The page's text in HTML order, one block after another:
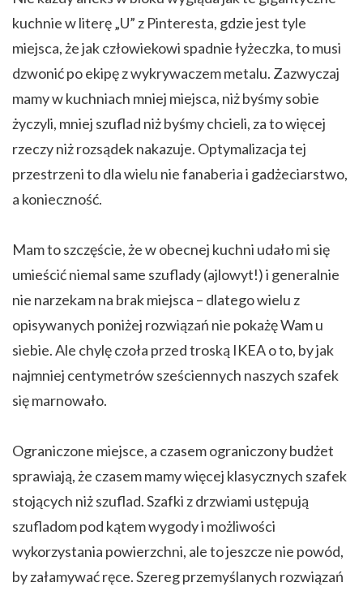
kuchnie w literę „U” z Pinteresta, gdzie jest tyle
miejsca, że jak człowiekowi spadnie łyżeczka, to musi
dzwonić po ekipę z wykrywaczem metalu. Zazwyczaj
mamy w kuchniach mniej miejsca, niż byśmy sobie
życzyli, mniej szuflad niż byśmy chcieli, za to więcej
rzeczy niż rozsądek nakazuje. Optymalizacja tej
przestrzeni to dla wielu nie fanaberia i gadżeciarstwo,
a konieczność.
Mam to szczęście, że w obecnej kuchni udało mi się
umieścić niemal same szuflady (ajlowyt!) i generalnie
nie narzekam na brak miejsca – dlatego wielu z
opisywanych poniżej rozwiązań nie pokażę Wam u
siebie. Ale chylę czoła przed troską IKEA o to, by jak
najmniej centymetrów sześciennych naszych szafek
się marnowało.
Ograniczone miejsce, a czasem ograniczony budżet
sprawiają, że czasem mamy więcej klasycznych szafek
stojących niż szuflad. Szafki z drzwiami ustępują
szufladom pod kątem wygody i możliwości
wykorzystania powierzchni, ale to jeszcze nie powód,
by załamywać ręce. Szereg przemyślanych rozwiązań